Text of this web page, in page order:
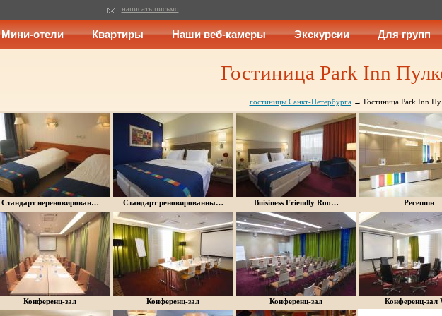
написать письмо
Мини-отели Квартиры Наши веб-камеры Экскурсии Для групп
Гостиница Park Inn
гостиницы Санкт-Петербурга→ Гостиница Park Inn
Стандарт нереновирован… Стандарт реновированны… Buisiness Friendly Roo… Ресепшн
Конференц-зал Конференц-зал Конференц-зал Конференц-зал